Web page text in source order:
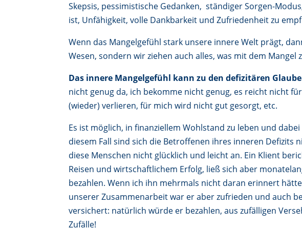
Skepsis, pessimistische Gedanken, ständiger Sorgen-
ist, Unfähigkeit, volle Dankbarkeit und Zufriedenheit zu
Wenn das Mangelgefühl stark unsere innere Welt prägt,
Wesen, sondern wir ziehen auch alles, was mit dem Mangel
Das innere Mangelgefühl kann zu den defizitären
nicht genug da, ich bekomme nicht genug, es reicht nicht
(wieder) verlieren, für mich wird nicht gut gesorgt, etc.
Es ist möglich, in finanziellem Wohlstand zu leben und
diesem Fall sind sich die Betroffenen ihres inneren Defizits
diese Menschen nicht glücklich und leicht an. Ein Klient
Reisen und wirtschaftlichem Erfolg, ließ sich aber
bezahlen. Wenn ich ihn mehrmals nicht daran erinnert
unserer Zusammenarbeit war er aber zufrieden und auch
versichert: natürlich würde er bezahlen, aus zufälligen
Zufälle!